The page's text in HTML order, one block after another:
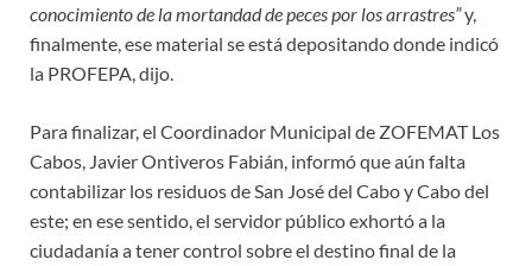
conocimiento de la mortandad de peces por los arrastres”y,
finalmente, ese material se está depositando donde indicó
la PROFEPA, dijo.
Para finalizar, el Coordinador Municipal de ZOFEMAT Los
Cabos, Javier Ontiveros Fabián, informó que aún falta
contabilizar los residuos de San José del Cabo y Cabo del
este; en ese sentido, el servidor público exhortó a la
ciudadanía a tener control sobre el destino final de la